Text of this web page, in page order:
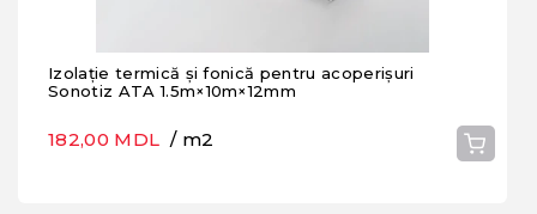
Izolație termică și fonică pentru acoperișuri
Sonotiz ATA 1.5m×10m×12mm
182,00 MDL / m2